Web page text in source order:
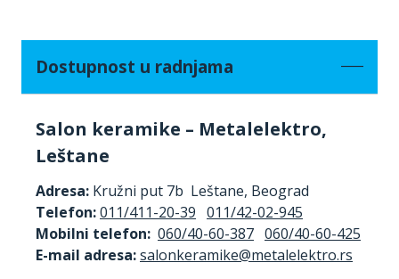
Dostupnost u radnjama
Salon keramike – Metalelektro,
Leštane
Adresa: Kružni put 7b Leštane, Beograd
Telefon:011/411-20-39 011/42-02-945
Mobilni telefon: 060/40-60-387 060/40-60-425
E-mail adresa: